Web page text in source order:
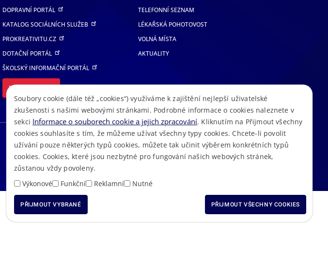
DOPRAVNÍ PORTÁL
KATALOG SOCIÁLNÍCH SLUŽEB
PROKREATIVITU.CZ
DOTAČNÍ PORTÁL
ŠKOLSKÝ INFORMAČNÍ PORTÁL
DALŠÍ PORTÁLY
TELEFONNÍ SEZNAM
LÉKAŘSKÁ POHOTOVOST
VOLNÁ MÍSTA
AKTUALITY
RSS •Mapa stránek•Cookies •Prohlášení o přístupnosti•GDPR
Soubory cookie (dále též „cookies“) využíváme k zajištění nejlepší uživatelské
zkušenosti s našimi webovými stránkami. Podrobné informace o cookies naleznete v
sekci Informace o souborech cookie a jejich zpracování. Kliknutím na Přijmout všechny
cookies souhlasíte s tím, že můžeme užívat všechny typy cookies. Chcete-li povolit
užívání pouze některých typů cookies, můžete tak učinit výběrem konkrétních typů
cookies. Cookies, které jsou nezbytné pro fungování našich webových stránek,
zůstanou vždy povoleny.
Výkonové
Funkční Reklamní Nutné
PŘIJMOUT VYBRANÉ PŘIJMOUT VŠECHNY COOKIES
ODMÍTNOUT